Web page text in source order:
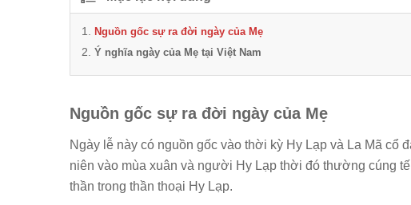
Nguồn gốc sự ra đời ngày của Mẹ
Ý nghĩa ngày của Mẹ tại Việt Nam
Nguồn gốc sự ra đời ngày của Mẹ
Ngày lễ này có nguồn gốc vào thời kỳ Hy Lạp và La Mã
niên vào mùa xuân và người Hy Lạp thời đó thường cúng
thần trong thần thoại Hy Lạp.